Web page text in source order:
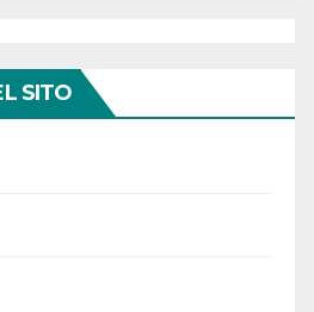
SITO